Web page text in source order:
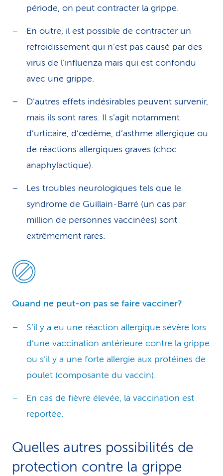
période, on peut contracter la grippe.
En outre, il est possible de contracter un
refroidissement qui n’est pas causé par des
virus de l’influenza mais qui est confondu
avec une grippe.
D’autres effets indésirables peuvent survenir,
mais ils sont rares. Il s’agit notamment
d’urticaire, d’œdème, d’asthme allergique ou
de réactions allergiques graves (choc
anaphylactique).
Les troubles neurologiques tels que le
syndrome de Guillain-Barré (un cas par
million de personnes vaccinées) sont
extrêmement rares.
Quand ne peut-on pas se faire vacciner?
S’il y a eu une réaction allergique sévère lors
d’une vaccination antérieure contre la grippe
ou s’il y a une forte allergie aux protéines de
poulet (composante du vaccin).
En cas de fièvre élevée, la vaccination est
reportée.
Quelles autres possibilités de
protection contre la grippe